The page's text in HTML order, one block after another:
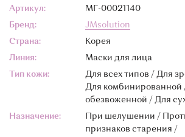
Артикул:
МГ-00021140
Бренд:
JMsolution
Страна:
Корея
Линия:
Маски для лица
Тип кожи:
Для всех типов / Для
Для комбинированной
обезвоженной / Для
Назначение:
При шелушении /
признаков старения /